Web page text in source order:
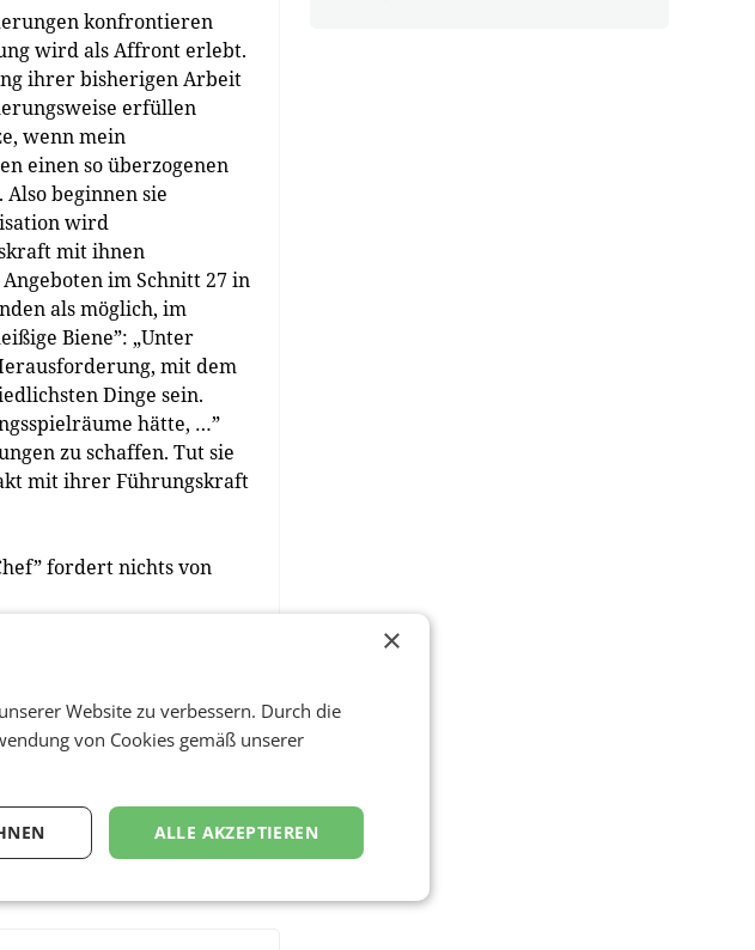
konfrontieren
wird als Affront erlebt.
ihrer bisherigen Arbeit
erfüllen
wenn mein
einen so überzogenen
beginnen sie
wird
mit ihnen
im Schnitt 27 in
als möglich, im
Biene”: „Unter
mit dem
Dinge sein.
hätte, …”
zu schaffen. Tut sie
mit ihrer Führungskraft
fordert nichts von
Mitarbeiter
lautet? Dann sollte
und …”. Das ist
bei dem
er muss punktuell
sie eine
×
Website zu verbessern. Durch die
von Cookies gemäß unserer
ALLE AKZEPTIEREN